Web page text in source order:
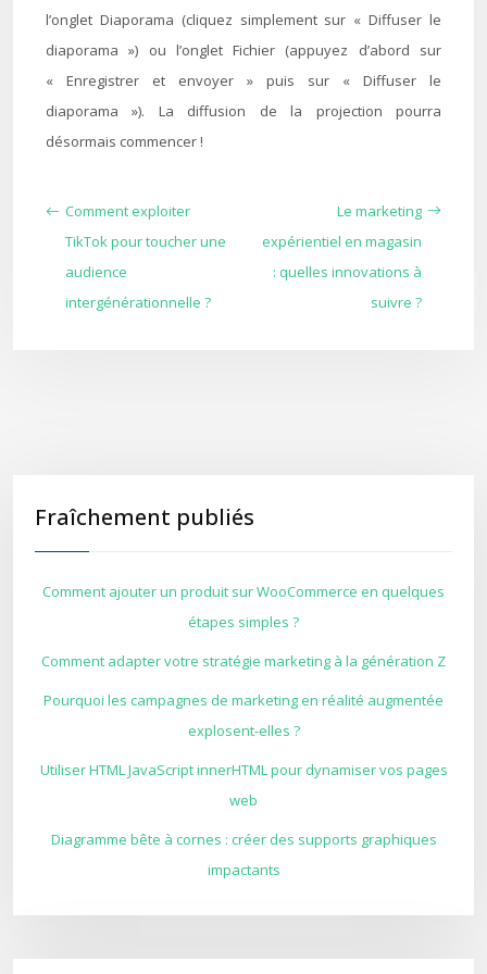
l’onglet Diaporama (cliquez simplement sur « Diffuser le
diaporama ») ou l’onglet Fichier (appuyez d’abord sur
« Enregistrer et envoyer » puis sur « Diffuser le
diaporama »). La diffusion de la projection pourra
désormais commencer !
Comment exploiter
TikTok pour toucher une
audience
intergénérationnelle ?
Le marketing
expérientiel en magasin
: quelles innovations à
suivre ?
Fraîchement publiés
Comment ajouter un produit sur WooCommerce en quelques
étapes simples ?
Comment adapter votre stratégie marketing à la génération Z
Pourquoi les campagnes de marketing en réalité augmentée
explosent-elles ?
Utiliser HTML JavaScript innerHTML pour dynamiser vos pages
web
Diagramme bête à cornes : créer des supports graphiques
impactants